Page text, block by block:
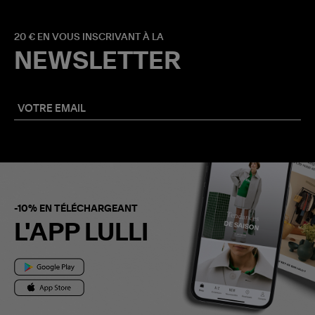
20 € EN VOUS INSCRIVANT À LA
NEWSLETTER
-10% EN TÉLÉCHARGEANT
L'APP LULLI